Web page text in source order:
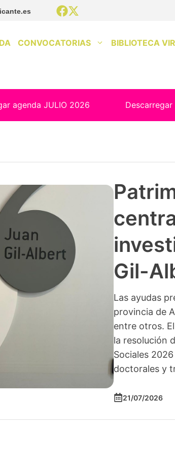
CONVOCATORIAS BIBLIOTECA
agenda JULIO 2026
Gil-
Las ayudas
provincia de
entre otros.
la resolución
Sociales
doctorales y
21/07/2026